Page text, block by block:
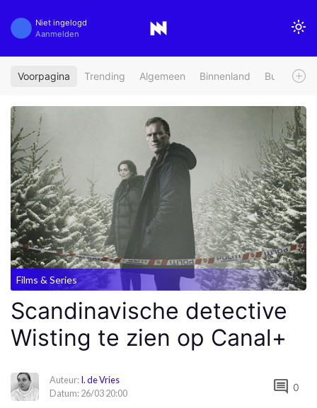
Niet ingelogd
Aanmelden
Voorpagina Trending Algemeen Binnenland Buitenland
Films & Series
Scandinavische detective
Wisting te zien op Canal+
Auteur:I. de Vries
Datum: 26/03 20:00
comment 0